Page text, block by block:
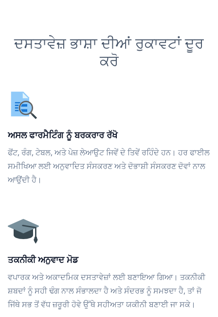
ਦਸਤਾਵੇਜ਼ ਭਾਸ਼ਾ ਦੀਆਂ ਰੁਕਾਵਟਾਂ ਦੂਰ
ਕਰੋ
ਅਸਲ ਫਾਰਮੈਟਿੰਗ ਨੂੰ ਬਰਕਰਾਰ ਰੱਖੋ
ਫੋਂਟ, ਰੰਗ, ਟੇਬਲ, ਅਤੇ ਪੇਜ਼ ਲੇਆਉਟ ਜਿਵੇਂ ਦੇ ਤਿਵੇਂ ਰਹਿੰਦੇ ਹਨ। ਹਰ ਫਾਈਲ
ਸਮੀਖਿਆ ਲਈ ਅਨੁਵਾਦਿਤ ਸੰਸਕਰਣ ਅਤੇ ਦੋਭਾਸ਼ੀ ਸੰਸਕਰਣ ਦੋਵਾਂ ਨਾਲ
ਆਉਂਦੀ ਹੈ।
ਤਕਨੀਕੀ ਅਨੁਵਾਦ ਮੋਡ
ਵਪਾਰਕ ਅਤੇ ਅਕਾਦਮਿਕ ਦਸਤਾਵੇਜ਼ਾਂ ਲਈ ਬਣਾਇਆ ਗਿਆ। ਤਕਨੀਕੀ
ਸ਼ਬਦਾਂ ਨੂੰ ਸਹੀ ਢੰਗ ਨਾਲ ਸੰਭਾਲਦਾ ਹੈ ਅਤੇ ਸੰਦਰਭ ਨੂੰ ਸਮਝਦਾ ਹੈ, ਤਾਂ ਜੋ
ਜਿੱਥੇ ਸਭ ਤੋਂ ਵੱਧ ਜ਼ਰੂਰੀ ਹੋਵੇ ਉੱਥੇ ਸਹੀਅਤਾ ਯਕੀਨੀ ਬਣਾਈ ਜਾ ਸਕੇ।